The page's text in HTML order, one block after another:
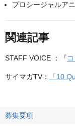
プロシージャルア
関連記事
STAFF VOICE ：『
サイマガTV： 「10
募集要項